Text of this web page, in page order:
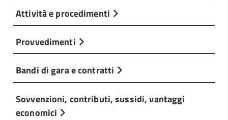
Attività e procedimenti
Provvedimenti
Bandi di gara e contratti
Sovvenzioni, contributi, sussidi, vantaggi
economici